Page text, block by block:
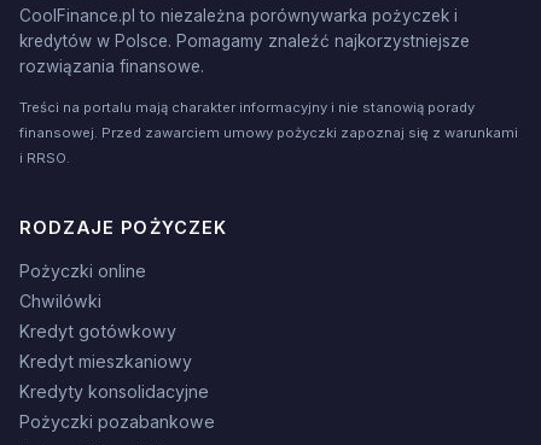
CoolFinance.pl to niezależna porównywarka pożyczek i
kredytów w Polsce. Pomagamy znaleźć najkorzystniejsze
rozwiązania finansowe.
Treści na portalu mają charakter informacyjny i nie stanowią porady
finansowej. Przed zawarciem umowy pożyczki zapoznaj się z warunkami
i RRSO.
RODZAJE POŻYCZEK
Pożyczki online
Chwilówki
Kredyt gotówkowy
Kredyt mieszkaniowy
Kredyty konsolidacyjne
Pożyczki pozabankowe